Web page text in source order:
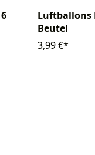
Luftballons
Beutel
3,99 €*